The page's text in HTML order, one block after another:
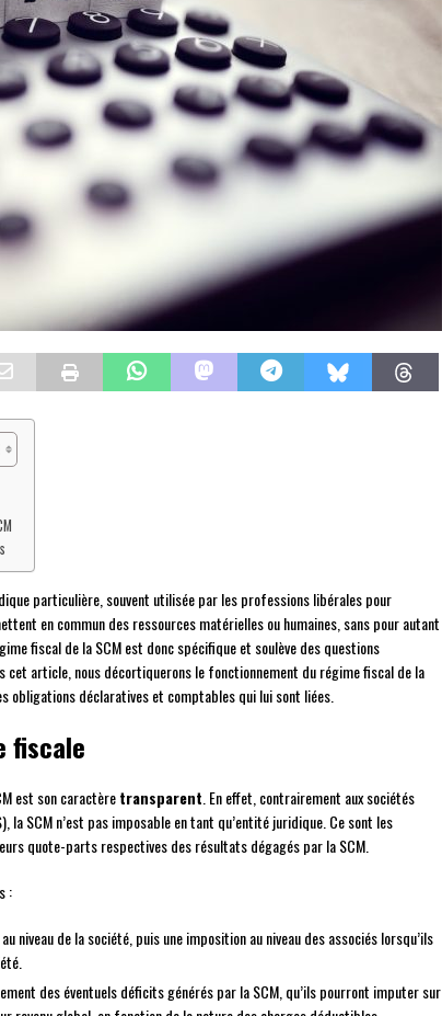
particulière, souvent utilisée par les professions libérales pour
en commun des ressources matérielles ou humaines, sans pour autant
fiscal de la SCM est donc spécifique et soulève des questions
article, nous décortiquerons le fonctionnement du régime fiscal de la
obligations déclaratives et comptables qui lui sont liées.
fiscale
est son caractèretransparent . En effet, contrairement aux sociétés
la SCM n’est pas imposable en tant qu’entité juridique. Ce sont les
quote-parts respectives des résultats dégagés par la SCM.
:
niveau de la société, puis une imposition au niveau des associés lorsqu’ils
des éventuels déficits générés par la SCM, qu’ils pourront imputer sur